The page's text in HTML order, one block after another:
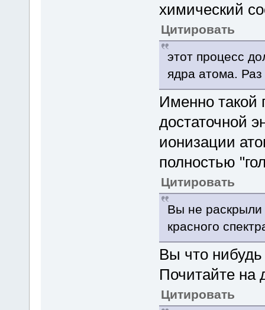
химический
Цитировать
этот процесс
ядра атома. Раз
Именно такой
достаточной
ионизации
полностью
Цитировать
Вы не раскрыли
красного
Вы что
Почитайте на
Цитировать